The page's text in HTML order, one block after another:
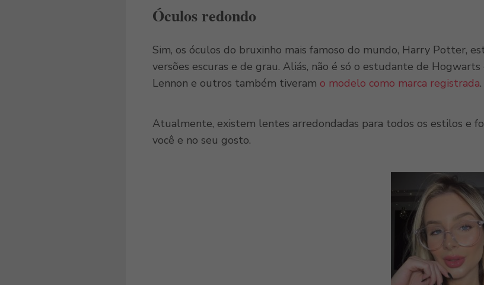
Óculos redondo
Sim, os óculos do bruxinho mais famoso do mundo, Harry Potter,
versões escuras e de grau. Aliás, não é só o estudante de
Lennon e outros também tiveram o modelo como marca registrada.
Atualmente, existem lentes arredondadas para todos os estilos e
você e no seu gosto.